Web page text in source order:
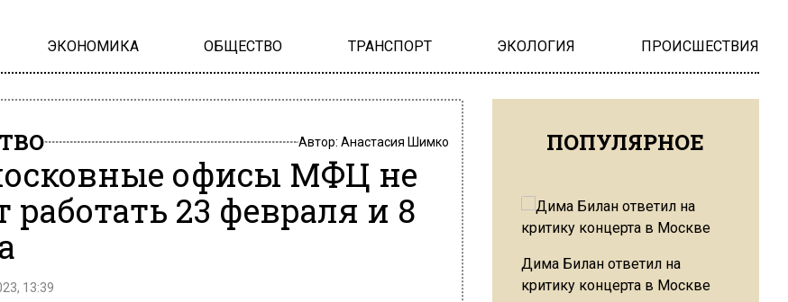
ЭКОНОМИКА ОБЩЕСТВО ТРАНСПОРТ ЭКОЛОГИЯ ПРОИСШЕСТВИЯ
Автор: Анастасия Шимко
офисы МФЦ не
работать 23 февраля и 8
13:39
ПОПУЛЯРНОЕ
Дима Билан ответил на
критику концерта в Москве